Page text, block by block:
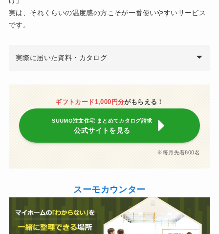
実は、それくらいの温度感の方こそが一番使いやすいサービス
です。
実際に届いた資料・カタログ
ギフトカード1,000円分がもらえる！
SUUMO注文住宅 まとめてカタログ請求
公式サイトを見る
※毎月先着800名
スーモカウンター